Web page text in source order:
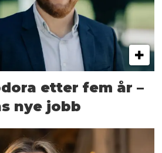
etter fem år –
nye jobb